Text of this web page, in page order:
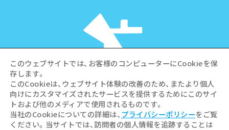
©Hiroshima Tourism Association /
Hiroshima Prefecture / Hiroshima City .
All rights reserved
このウェブサイトでは、お客様のコンピューターにCookieを保
存します。
このCookieは、ウェブサイト体験の改善のため、またより個人
向けにカスタマイズされたサービスを提供するためにこのサイ
トおよび他のメディアで使用されるものです。
当社のCookieについての詳細は、 プライバシーポリシーをご覧
ください。当サイトでは、訪問者の個人情報を追跡することは